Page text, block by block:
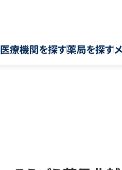
医療機関を探す薬局を探す